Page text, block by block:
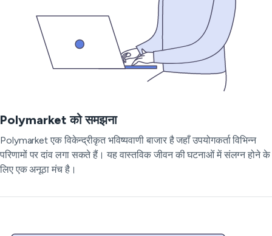
Polymarket को समझना
Polymarket एक विकेन्द्रीकृत भविष्यवाणी बाजार है जहाँ उपयोगकर्ता विभिन्न
परिणामों पर दांव लगा सकते हैं। यह वास्तविक जीवन की घटनाओं में संलग्न होने के
लिए एक अनूठा मंच है।